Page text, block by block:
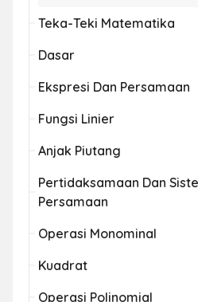
Teka-Teki Matematika
Dasar
Ekspresi Dan Persamaan
Fungsi Linier
Anjak Piutang
Pertidaksamaan Dan
Persamaan
Operasi Monominal
Kuadrat
Operasi Polinomial